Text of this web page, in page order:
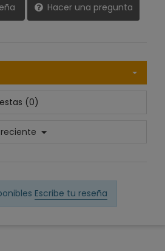
Hacer una pregunta
(0)
Escribe tu reseña